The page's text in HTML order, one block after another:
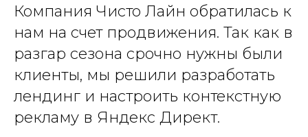
Компания Чисто Лайн обратилась к
нам на счет продвижения. Так как в
разгар сезона срочно нужны были
клиенты, мы решили разработать
лендинг и настроить контекстную
рекламу в Яндекс Директ.